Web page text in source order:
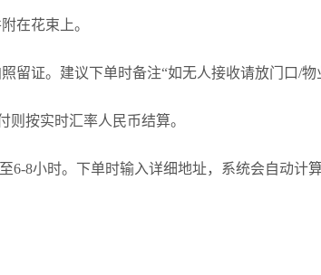
在花束上。
证。建议下单时备注“如无人接收请放门口/物
则按实时汇率人民币结算。
8小时。下单时输入详细地址，系统会自动计算